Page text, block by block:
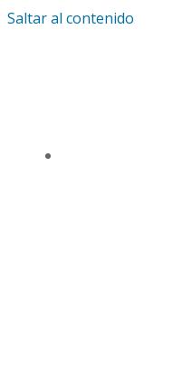
Saltar al contenido